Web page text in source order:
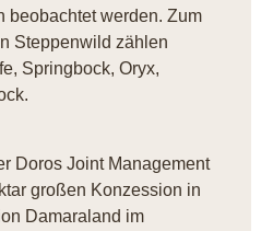
beobachtet werden. Zum
Steppenwild zählen
Springbock, Oryx,
Doros Joint Management
großen Konzession in
Damaraland im